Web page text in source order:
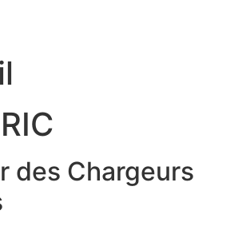
des Chargeurs